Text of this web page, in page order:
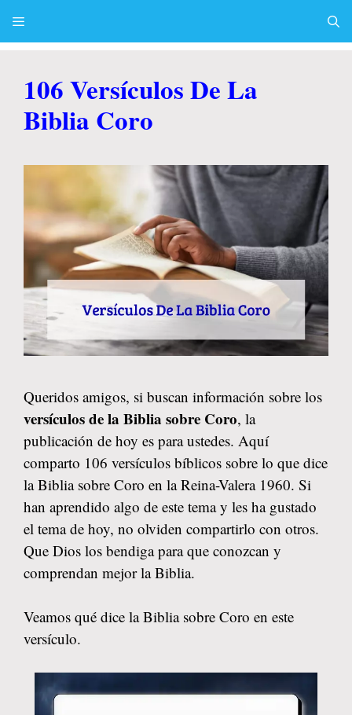
106 Versículos De La
Biblia Coro
Queridos amigos, si buscan información sobre los
versículos de la Biblia sobre Coro, la
publicación de hoy es para ustedes. Aquí
comparto 106 versículos bíblicos sobre lo que dice
la Biblia sobre Coro en la Reina-Valera 1960. Si
han aprendido algo de este tema y les ha gustado
el tema de hoy, no olviden compartirlo con otros.
Que Dios los bendiga para que conozcan y
comprendan mejor la Biblia.
Veamos qué dice la Biblia sobre Coro en este
versículo.